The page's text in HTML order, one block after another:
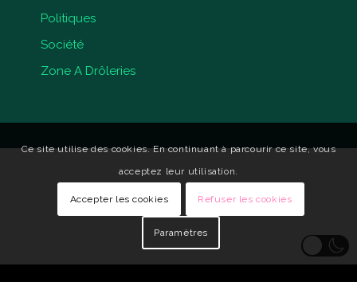
Politiques
Société
Zone A Drôleries
Ce site utilise des cookies. En continuant à parcourir ce site, vous
acceptez leur utilisation.
Accepter les cookies Refuser les cookies
Paramètres